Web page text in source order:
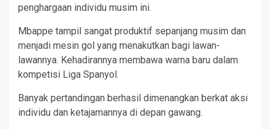
penghargaan individu musim ini.
Mbappe tampil sangat produktif sepanjang musim dan
menjadi mesin gol yang menakutkan bagi lawan-
lawannya. Kehadirannya membawa warna baru dalam
kompetisi Liga Spanyol.
Banyak pertandingan berhasil dimenangkan berkat aksi
individu dan ketajamannya di depan gawang.